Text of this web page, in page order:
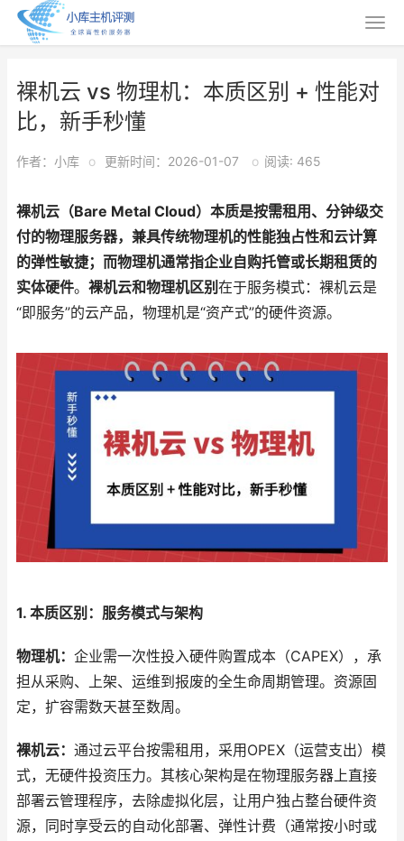
裸机云 vs 物理机：本质区别 + 性能对
比，新手秒懂
作者：小库 o 更新时间：2026-01-07 o 阅读: 465
裸机云（Bare Metal Cloud）本质是按需租用、分钟级交
付的物理服务器，兼具传统物理机的性能独占性和云计算
的弹性敏捷；而物理机通常指企业自购托管或长期租赁的
实体硬件。 裸机云和物理机区别 在于服务模式：裸机云是
“即服务”的云产品，物理机是“资产式”的硬件资源。
1. 本质区别：服务模式与架构
物理机： 企业需一次性投入硬件购置成本（CAPEX），承
担从采购、上架、运维到报废的全生命周期管理。资源固
定，扩容需数天甚至数周。
裸机云： 通过云平台按需租用，采用OPEX（运营支出）模
式，无硬件投资压力。其核心架构是在物理服务器上直接
部署云管理程序，去除虚拟化层，让用户独占整台硬件资
源，同时享受云的自动化部署、弹性计费（通常按小时或